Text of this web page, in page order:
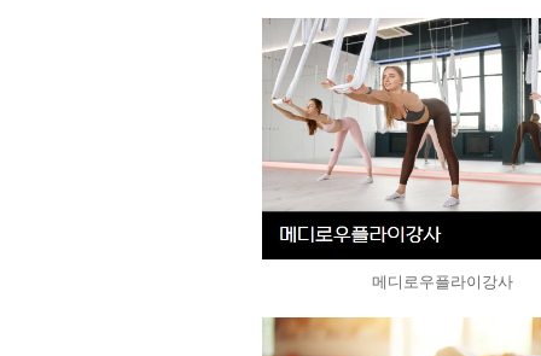
메디로우플라이강사